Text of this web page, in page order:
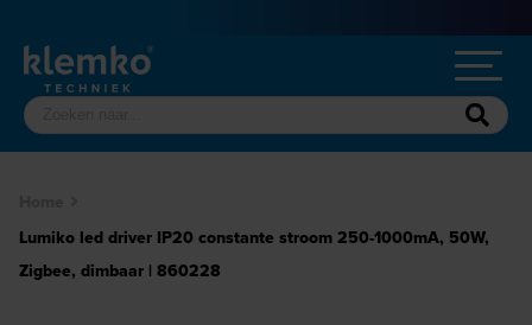
Lumiko led driver IP20 constante stroom 250-1000mA, 50W,
Zigbee, dimbaar | 860228